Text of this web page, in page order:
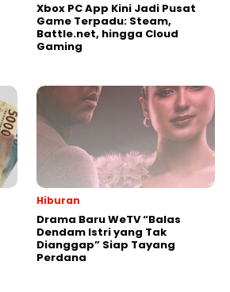
Xbox PC App Kini Jadi Pusat
Game Terpadu: Steam,
Battle.net, hingga Cloud
Gaming
Hiburan
Drama Baru WeTV “Balas
Dendam Istri yang Tak
Dianggap” Siap Tayang
Perdana